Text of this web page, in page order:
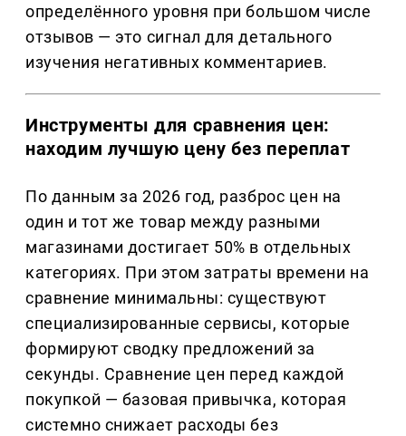
определённого уровня при большом числе
отзывов — это сигнал для детального
изучения негативных комментариев.
Инструменты для сравнения цен:
находим лучшую цену без переплат
По данным за 2026 год, разброс цен на
один и тот же товар между разными
магазинами достигает 50% в отдельных
категориях. При этом затраты времени на
сравнение минимальны: существуют
специализированные сервисы, которые
формируют сводку предложений за
секунды. Сравнение цен перед каждой
покупкой — базовая привычка, которая
системно снижает расходы без